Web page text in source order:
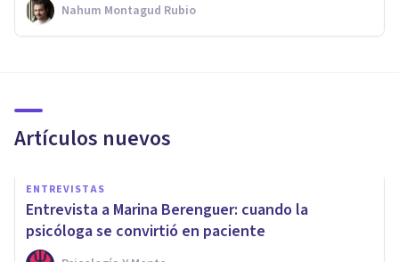
Nahum Montagud Rubio
Artículos nuevos
ENTREVISTAS
Entrevista a Marina Berenguer: cuando la
psicóloga se convirtió en paciente